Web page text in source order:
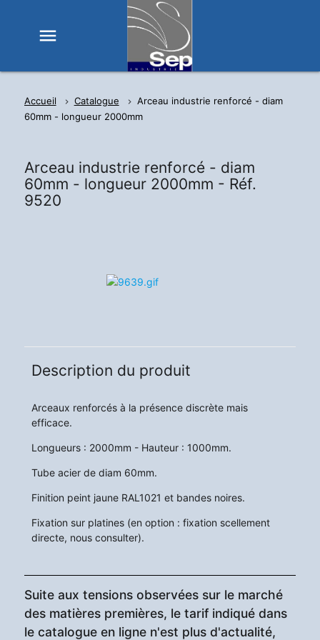
menu
Accueil Catalogue
Arceau industrie renforcé - diam
60mm - longueur 2000mm
Arceau industrie renforcé - diam
60mm - longueur 2000mm - Réf.
9520
Description du produit
Arceaux renforcés à la présence discrète mais
efficace.
Longueurs : 2000mm - Hauteur : 1000mm.
Tube acier de diam 60mm.
Finition peint jaune RAL1021 et bandes noires.
Fixation sur platines (en option : fixation scellement
directe, nous consulter).
Suite aux tensions observées sur le marché
des matières premières, le tarif indiqué dans
le catalogue en ligne n'est plus d'actualité,